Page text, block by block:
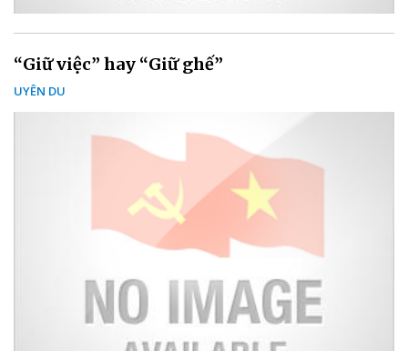
“Giữ việc” hay “Giữ ghế”
UYÊN DU